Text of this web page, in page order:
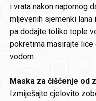
i vrata nakon napornog
mljevenih sjemenki lana
pa dodajte toliko tople
pokretima masirajte
vodom.
Maska za čišćenje od
Izmiješajte cjelovito